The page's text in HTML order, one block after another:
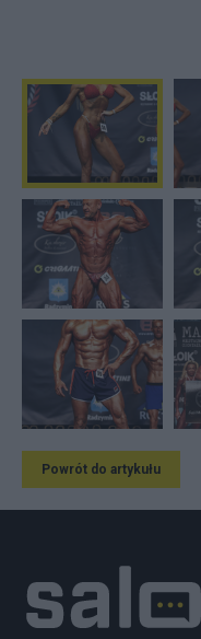
Powrót do artykułu